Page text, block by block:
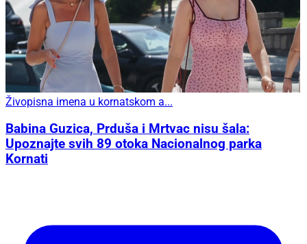
Živopisna imena u kornatskom a...
Babina Guzica, Prduša i Mrtvac nisu šala:
Upoznajte svih 89 otoka Nacionalnog parka
Kornati